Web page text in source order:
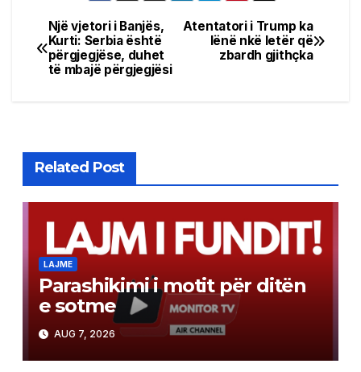
Post
navigation
Atentatori i Trump ka
lënë nkë letër që
zbardh gjithçka
Një vjetori i Banjës,
Kurti: Serbia është
përgjegjëse, duhet
të mbajë përgjegjësi
Related Post
LAJME
Parashikimi i motit për ditën
e sotme
AUG 7, 2026